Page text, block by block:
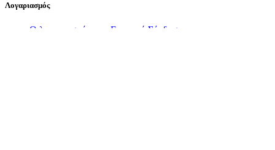
Λογαριασμός
Ο λογαριασμός μου Εγγραφή Σύνδεση